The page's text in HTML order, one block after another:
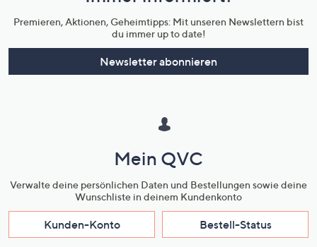
Premieren, Aktionen, Geheimtipps: Mit unseren Newslettern bist
du immer up to date!
Newsletter abonnieren
Mein QVC
Verwalte deine persönlichen Daten und Bestellungen sowie deine
Wunschliste in deinem Kundenkonto
Kunden-Konto Bestell-Status